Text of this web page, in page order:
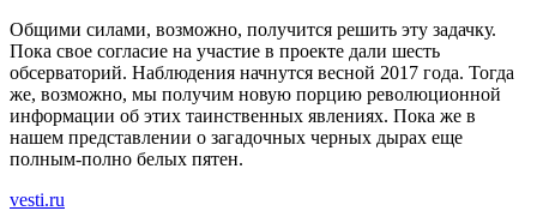
Общими силами, возможно, получится решить эту задачку.
Пока свое согласие на участие в проекте дали шесть
обсерваторий. Наблюдения начнутся весной 2017 года. Тогда
же, возможно, мы получим новую порцию революционной
информации об этих таинственных явлениях. Пока же в
нашем представлении о загадочных черных дырах еще
полным-полно белых пятен.
vesti.ru